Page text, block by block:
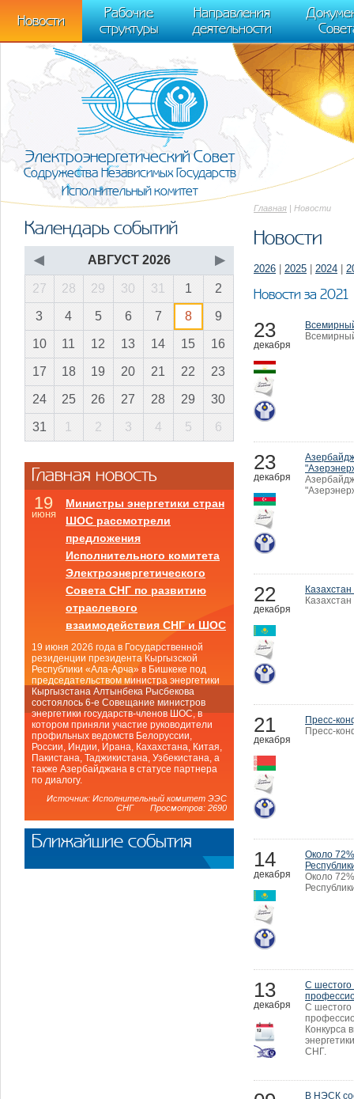
m[i].l=1*new Date(); for (var j = 0; j < document.scripts.length; j++) {if
[0],k.async=1,k.src=r,a.parentNode.insertBefore(k,a)}) (window,
trackLinks:true, accurateTrackBounce:true });
Новости
Рабочие
структуры
Направления
деятельности
Электроэнергетический Совет
Содружества Независимых Государств
Исполнительный комитет
Главная | Новости
Новости
2026 2025 2024
Новости за 2021
23
декабря
23
декабря
22
декабря
21
декабря
Пресс-
Пресс-
14
декабря
Около
Около
13
декабря
С шестого
С шестого
Конкурса
СНГ.
В НЭСК
Календарь событий
◀ АВГУСТ 2026 ▶
27 28 29 30 31 1 2
3 4 5 6 7 8 9
10 11 12 13 14 15 16
17 18 19 20 21 22 23
24 25 26 27 28 29 30
31 1 2 3 4 5 6
Главная новость
19
июня
Министры энергетики стран
ШОС рассмотрели
предложения
Исполнительного комитета
Электроэнергетического
Совета СНГ по развитию
отраслевого
взаимодействия СНГ и ШОС
19 июня 2026 года в Государственной
резиденции президента Кыргызской
Республики «Ала-Арча» в Бишкеке под
председательством министра энергетики
Кыргызстана Алтынбека Рысбекова
состоялось 6-е Совещание министров
энергетики государств-членов ШОС, в
котором приняли участие руководители
профильных ведомств Белоруссии,
России, Индии, Ирана, Кахахстана, Китая,
Пакистана, Таджикистана, Узбекистана, а
также Азербайджана в статусе партнера
по диалогу.
Источник: Исполнительный комитет ЭЭС
СНГ Просмотров: 2690
Ближайшие события